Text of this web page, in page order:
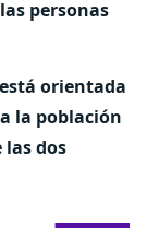
personas
orientada
la población
las dos